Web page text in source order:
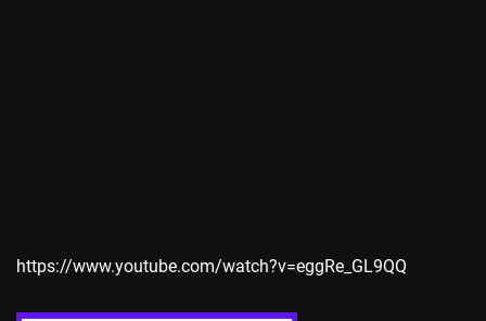
https://www.youtube.com/watch?v=eggRe_GL9QQ